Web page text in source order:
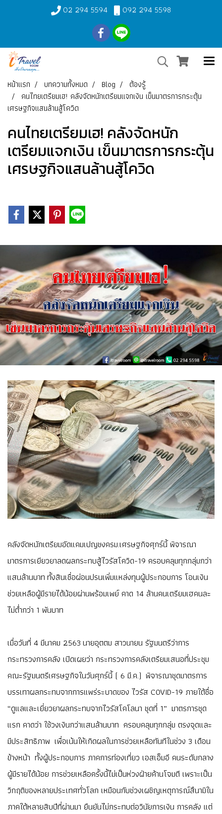
02 294 5594 092 294 5598
หน้าแรก บทความทั้งหมด Blog
ต้องรู้
คนไทยเตรียมเฮ! คลังจัดหนักเตรียมแจกเงิน เข็นมาตรการกระตุ้น
เศรษฐกิจแสนล้านสู้โควิด
คนไทยเตรียมเฮ! คลังจัดหนัก
เตรียมแจกเงิน เข็นมาตรการกระตุ้น
เศรษฐกิจแสนล้านสู้โควิด
คลังจัดหนักเตรียมอัดแคมเปญชงครม.เศรษฐกิจศุกร์นี้ พิจารณา
มาตรการเยียวยาลดผลกระทบสู้ไวรัสโควิด-19 ครอบคลุมทุกกลุ่มกว่า
แสนล้านบาท ทั้งสินเชื่อผ่อนปรนเพิ่มแหล่งทุนผู้ประกอบการ โอนเงิน
ช่วยเหลือผู้มีรายได้น้อยผ่านพร้อมเพย์ คาด 14 ล้านคนเตรียมเฮคนละ
ไม่ต่ำกว่า 1 พันบาท
เมื่อวันที่ 4 มีนาคม 2563 นายอุตตม สาวนายน รัฐมนตรีว่าการ
กระทรวงการคลัง เปิดเผยว่า กระทรวงการคลังเตรียมเสนอที่ประชุม
คณะรัฐมนตรีเศรษฐกิจในวันศุกร์นี้ ( 6 มี.ค.) พิจารณาชุดมาตรการ
บรรเทาผลกระทบจากการแพร่ระบาดของ ไวรัส COVID-19 ภายใต้ชื่อ
“ดูแลและเยี่ยวยาผลกระทบจากไวรัสโคโลนา ชุดที่ 1” มาตรการชุด
แรก คาดว่า ใช้วงเงินกว่าแสนล้านบาท ครอบคลุมทุกกลุ่ม ตรงจุดและ
มีประสิทธิภาพ เพื่อเน้นให้เกิดผลในการช่วยเหลือทันทีในช่วง 3 เดือน
ข้างหน้า ทั้งผู้ประกอบการ ภาคการท่องเที่ยว เอสเอ็มอี คนระดับกลาง
ผู้มีรายได้น้อย การช่วยเหลือครั้งนี้ไม่เป็นห่วงฝ่ายค้านโจมตี เพราะเป็น
วิกฤติของหลายประเทศทั่วโลก เหมือนกับช่วงเผชิญเหตุการณ์สึนามิใน
ภาคใต้หลายสิบปีที่ผ่านมา ยืนยันไม่กระทบต่อวินัยการเงิน การคลัง แต่